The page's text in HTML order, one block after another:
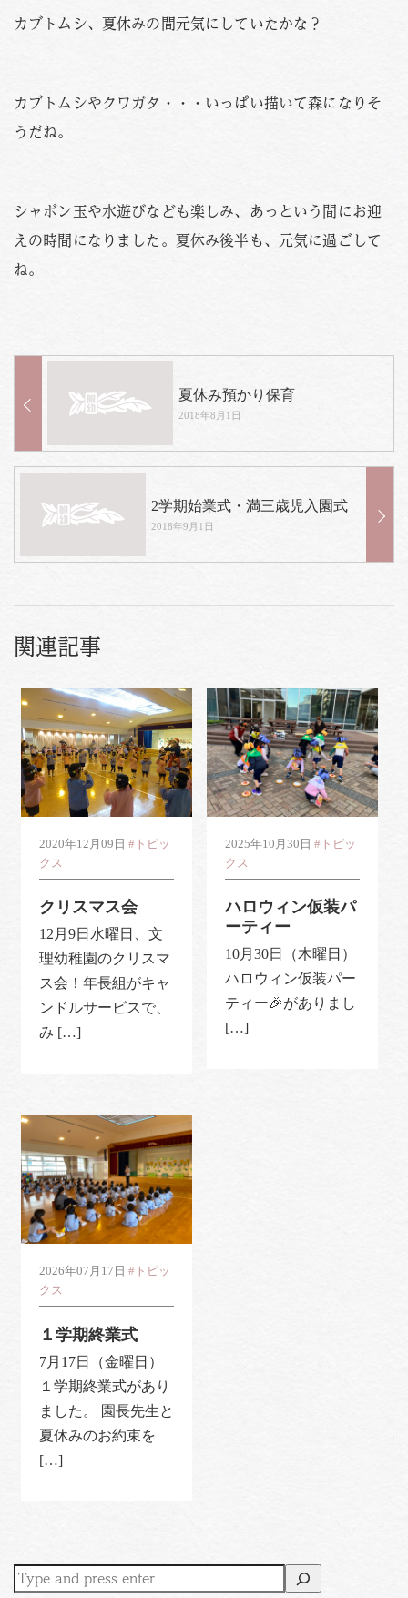
カブトムシ、夏休みの間元気にしていたかな？
カブトムシやクワガタ・・・いっぱい描いて森になりそ
うだね。
シャボン玉や水遊びなども楽しみ、あっという間にお迎
えの時間になりました。夏休み後半も、元気に過ごして
ね。
夏休み預かり保育
2018年8月1日
2学期始業式・満三歳児入園式
2018年9月1日
関連記事
2020年12月09日 #トピッ
クス
クリスマス会
12月9日水曜日、文
理幼稚園のクリスマ
ス会！年長組がキャ
ンドルサービスで、
み […]
2025年10月30日#トピッ
クス
ハロウィン仮装パ
ーティー
10月30日（木曜日）
ハロウィン仮装パー
ティー🎉がありまし
[…]
2026年07月17日 #トピッ
クス
１学期終業式
7月17日（金曜日）
１学期終業式があり
ました。 園長先生と
夏休みのお約束を
[…]